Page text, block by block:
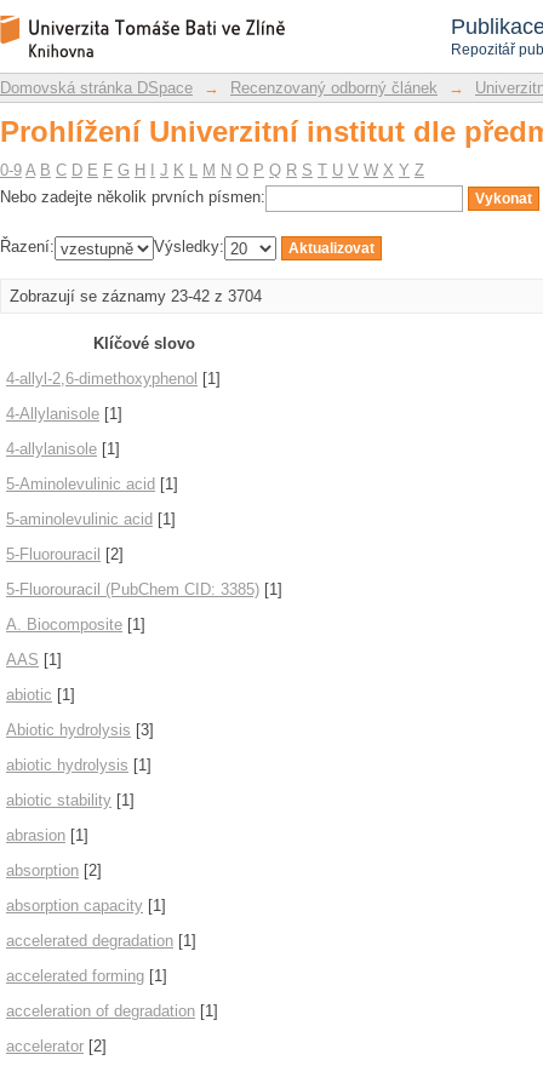
Repozitář
Prohlížení Univerzitní institut dle
Repozitář DSpace/Manakin
Domovská stránka DSpace → Recenzovaný odborný článek →
Prohlížení Univerzitní institut dle
0-9 A B C D E F G H J K L M N O P Q R S T U V W X Y Z
Nebo zadejte několik prvních písmen:
Řazení: Výsledky:
Zobrazují se záznamy 23-42 z 3704
Klíčové slovo
4-allyl-2,6-dimethoxyphenol [1]
4-Allylanisole [1]
4-allylanisole [1]
5-Aminolevulinic acid [1]
5-aminolevulinic acid [1]
5-Fluorouracil
[2]
5-Fluorouracil (PubChem CID: 3385) [1]
A. Biocomposite [1]
AAS [1]
abiotic [1]
Abiotic hydrolysis [3]
abiotic hydrolysis [1]
abiotic stability [1]
abrasion [1]
absorption [2]
absorption capacity [1]
accelerated degradation [1]
accelerated forming [1]
acceleration of degradation [1]
accelerator [2]